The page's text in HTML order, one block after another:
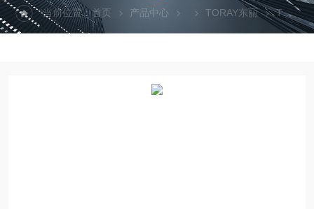
当前位置：首页 产品中心 TORAY东丽 TNC--200M原装供应TORAY东丽TNC-200M水质分析仪